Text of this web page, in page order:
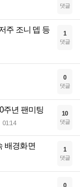
댓글
주 조니 뎁 등
1
댓글
0
댓글
주년 팬미팅
01:14
10
댓글
배경화면 1
댓글
0